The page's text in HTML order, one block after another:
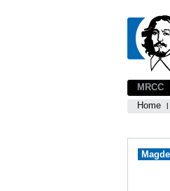
MRCC
Home